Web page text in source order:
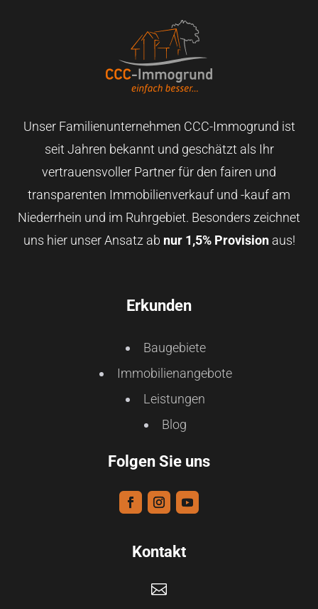
Unser Familienunternehmen CCC-Immogrund ist
seit Jahren bekannt und geschätzt als Ihr
vertrauensvoller Partner für den fairen und
transparenten Immobilienverkauf und -kauf am
Niederrhein und im Ruhrgebiet. Besonders zeichnet
uns hier unser Ansatz ab nur 1,5% Provisionaus!
Erkunden
Baugebiete
Immobilienangebote
Leistungen
Blog
Folgen Sie uns
Kontakt
